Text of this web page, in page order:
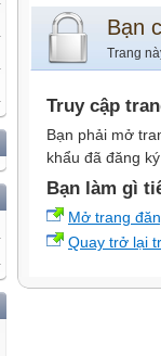
Bạn
Trang
Truy cập
Bạn phải mở
khẩu đã đăng
Bạn làm gì
Mở trang
Quay trở lại